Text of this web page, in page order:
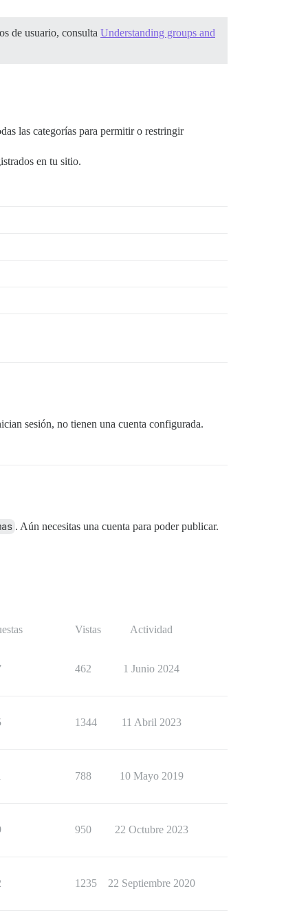
de usuario, consulta Understanding groups and
las categorías para permitir o restringir
en tu sitio.
sesión, no tienen una cuenta configurada.
. Aún necesitas una cuenta para poder publicar.
Vistas Actividad
462 1 Junio 2024
1344 11 Abril 2023
788 10 Mayo 2019
950 22 Octubre 2023
1235 22 Septiembre 2020